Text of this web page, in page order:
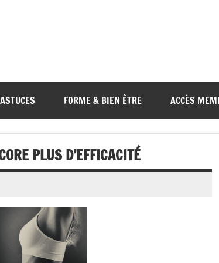
ASTUCES FORME & BIEN ÊTRE ACCÈS
PLUS D’EFFICACITÉ